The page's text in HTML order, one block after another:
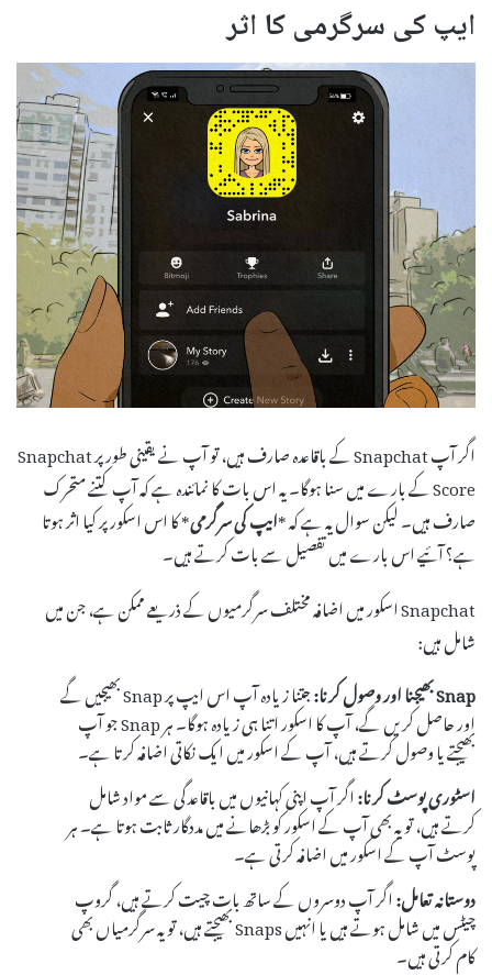
ایپ کی سرگرمی کا اثر
اگر آپ Snapchat کے باقاعدہ صارف ہیں، تو آپ نے یقینی طور پر Snapchat
Score کے بارے میں سنا ہوگا۔ یہ اس بات کا نمائندہ ہے کہ آپ کتنے متحرک
صارف ہیں۔ لیکن سوال یہ ہے کہ *ایپ کی سرگرمی* کا اس اسکور پر کیا اثر ہوتا
ہے؟ آئیے اس بارے میں تفصیل سے بات کرتے ہیں۔
Snapchat اسکور میں اضافہ مختلف سرگرمیوں کے ذریعے ممکن ہے، جن میں
شامل ہیں:
Snap بھیجنا اور وصول کرنا:
جتنا زیادہ آپ اس ایپ پر Snap بھیجیں گے
اور حاصل کریں گے، آپ کا اسکور اتنا ہی زیادہ ہوگا۔ ہر Snap جو آپ
بھیجتے یا وصول کرتے ہیں، آپ کے اسکور میں ایک نکاتی اضافہ کرتا ہے۔
اسٹوری پوسٹ کرنا:اگر آپ اپنی کہانیوں میں باقاعدگی سے مواد شامل
کرتے ہیں، تو یہ بھی آپ کے اسکور کو بڑھانے میں مددگار ثابت ہوتا ہے۔ ہر
پوسٹ آپ کے اسکور میں اضافہ کرتی ہے۔
دوستانہ تعامل:اگر آپ دوسروں کے ساتھ بات چیت کرتے ہیں، گروپ
چیٹس میں شامل ہوتے ہیں یا انہیں Snaps بھیجتے ہیں، تو یہ سرگرمیاں بھی
کام کرتی ہیں۔